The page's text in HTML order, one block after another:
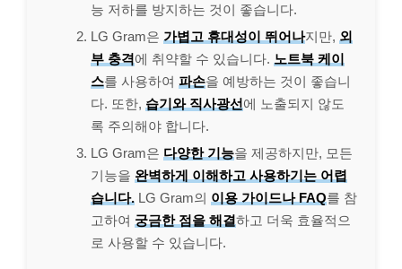
능 저하를 방지하는 것이 좋습니다.
LG Gram은 가볍고 휴대성이 뛰어나지만, 외
부 충격에 취약할 수 있습니다. 노트북 케이
스를 사용하여 파손을 예방하는 것이 좋습니
다. 또한, 습기와 직사광선에 노출되지 않도
록 주의해야 합니다.
LG Gram은 다양한 기능을 제공하지만, 모든
기능을 완벽하게 이해하고 사용하기는 어렵
습니다. LG Gram의 이용 가이드나 FAQ를 참
고하여 궁금한 점을 해결하고 더욱 효율적으
로 사용할 수 있습니다.